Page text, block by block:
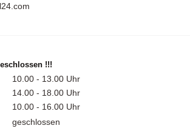
!!!
10.00 - 13.00 Uhr
14.00 - 18.00 Uhr
10.00 - 16.00 Uhr
geschlossen